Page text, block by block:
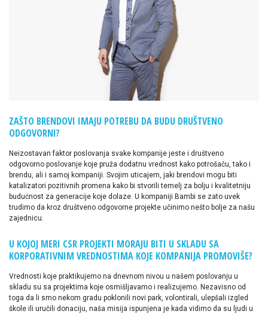
ZAŠTO BRENDOVI IMAJU POTREBU DA BUDU DRUŠTVENO
ODGOVORNI?
Neizostavan faktor poslovanja svake kompanije jeste i društveno
odgovorno poslovanje koje pruža dodatnu vrednost kako potrošaču, tako i
brendu, ali i samoj kompaniji. Svojim uticajem, jaki brendovi mogu biti
katalizatori pozitivnih promena kako bi stvorili temelj za bolju i kvalitetniju
budućnost za generacije koje dolaze. U kompaniji Bambi se zato uvek
trudimo da kroz društveno odgovorne projekte učinimo nešto bolje za našu
zajednicu.
U KOJOJ MERI CSR PROJEKTI MORAJU BITI U SKLADU SA
KORPORATIVNIM VREDNOSTIMA KOJE KOMPANIJA PROMOVIŠE?
Vrednosti koje praktikujemo na dnevnom nivou u našem poslovanju u
skladu su sa projektima koje osmišljavamo i realizujemo. Nezavisno od
toga da li smo nekom gradu poklonili novi park, volontirali, ulepšali izgled
škole ili uručili donaciju, naša misija ispunjena je kada vidimo da su ljudi u